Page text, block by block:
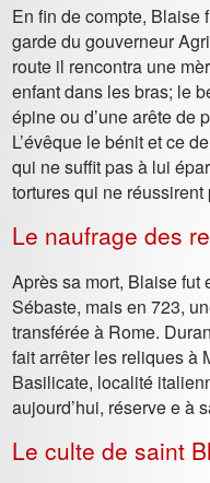
En fin de compte, Blaise
garde du gouverneur
route il rencontra une
enfant dans les bras; le
épine ou d’une arête de
L’évêque le bénit et ce
qui ne suffit pas à lui
tortures qui ne réussirent
Le naufrage des
Après sa mort, Blaise
Sébaste, mais en 723,
transférée à Rome.
fait arrêter les reliques à
Basilicate, localité
aujourd’hui, réserve e à
Le culte de saint